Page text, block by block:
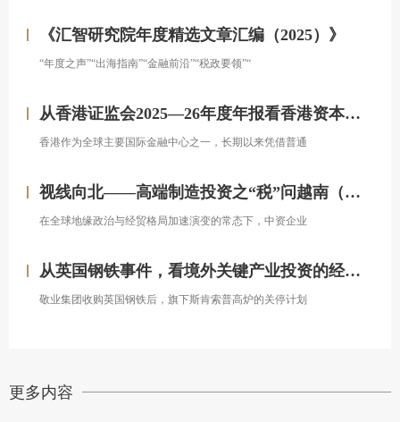
《汇智研究院年度精选文章汇编（2025）》
“年度之声”“出海指南”“金融前沿”“税政要领”“
从香港证监会2025—26年度年报看香港资本市场发展的新方向
香港作为全球主要国际金融中心之一，长期以来凭借普通
视线向北——高端制造投资之“税”问越南（上）
在全球地缘政治与经贸格局加速演变的常态下，中资企业
从英国钢铁事件，看境外关键产业投资的经营处置权风险
敬业集团收购英国钢铁后，旗下斯肯索普高炉的关停计划
更多内容